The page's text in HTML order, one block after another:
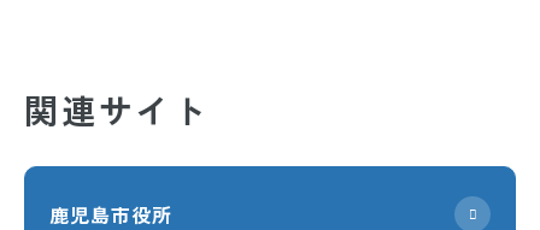
関連サイト
鹿児島市役所